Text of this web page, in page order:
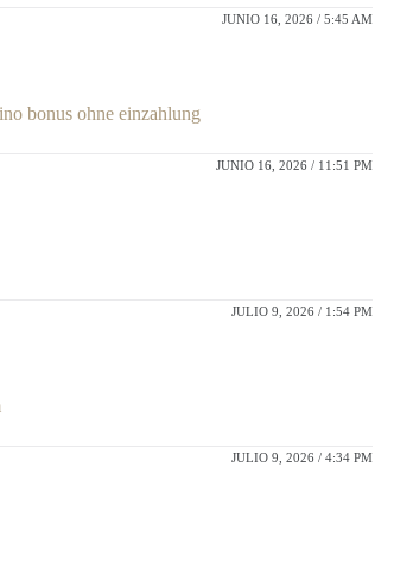
JUNIO 16, 2026 / 5:45 AM
bonus ohne einzahlung
JUNIO 16, 2026 / 11:51 PM
JULIO 9, 2026 / 1:54 PM
JULIO 9, 2026 / 4:34 PM